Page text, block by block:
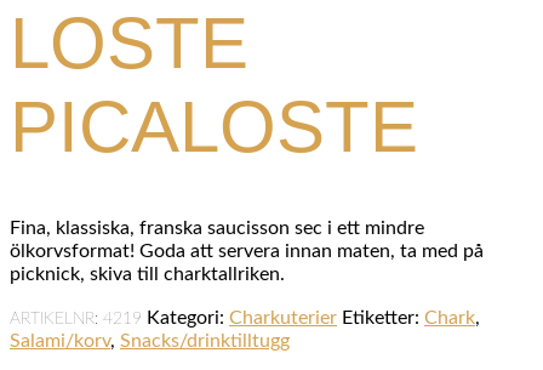
LOSTE
PICALOSTE
Fina, klassiska, franska saucisson sec i ett mindre
ölkorvsformat! Goda att servera innan maten, ta med på
picknick, skiva till charktallriken.
ARTIKELNR: 4219 Kategori: Charkuterier Etiketter: Chark,
Salami/korv, Snacks/drinktilltugg